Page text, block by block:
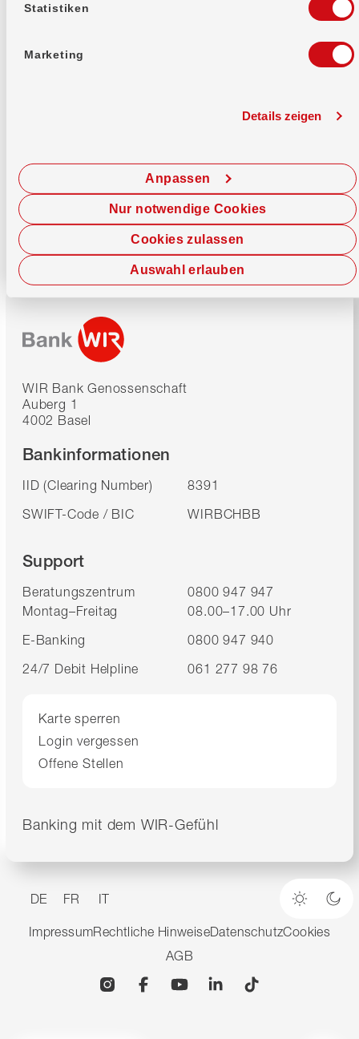
Statistiken
Marketing
Details zeigen
Cookies zulassen
Anpassen
Auswahl erlauben
Nur notwendige Cookies
Jetzt chatten
WIR Bank Genossenschaft
Auberg 1
4002 Basel
Bankinformationen
IID (Clearing Number)
8391
SWIFT-Code / BIC
WIRBCHBB
Support
Beratungszentrum
0800 947 947
Montag–Freitag
08.00–17.00 Uhr
E-Banking
0800 947 940
24/7 Debit Helpline
061 277 98 76
Karte sperren
Login vergessen
Offene Stellen
Banking mit dem WIR-Gefühl
DE FR IT
Heller
ImpressumRechtliche HinweiseDatenschutzCookies
AGB
InstagramFacebookYouTubeLinkedin